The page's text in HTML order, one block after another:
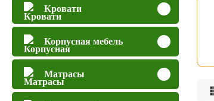
Кровати
Корпусная мебель
Матрасы